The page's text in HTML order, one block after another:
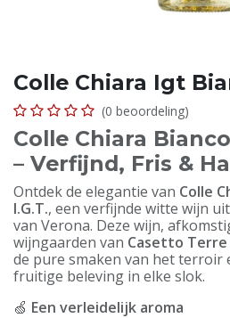
Colle Chiara Igt
(0 beoordeling)
Colle Chiara
– Verfijnd, Fris &
Ontdek de elegantie van Colle
I.G.T., een verfijnde witte wijn
van Verona. Deze wijn,
wijngaarden van Casetto Terre
de pure smaken van het terroir
fruitige beleving in elke slok.
🍏 Een verleidelijk aroma